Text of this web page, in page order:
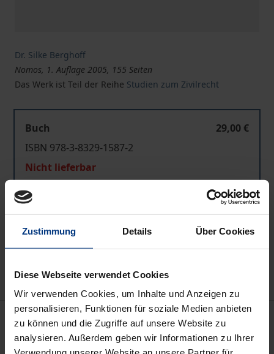
Zustimmung Details Über Cookies
Diese Webseite verwendet Cookies
Wir verwenden Cookies, um Inhalte und Anzeigen zu
personalisieren, Funktionen für soziale Medien anbieten
zu können und die Zugriffe auf unsere Website zu
analysieren. Außerdem geben wir Informationen zu Ihrer
Dr. Silke Berghoff
Nomos, 1. Auflage 2005, 155 Seiten
Das Werk ist Teil der Reihe Studien zum Zivilrecht
Buch
29,00 €
ISBN 978-3-8329-1587-2
Nicht lieferbar
In den Warenkorb
Zur Wunschliste hinzufügen
Beschreibung